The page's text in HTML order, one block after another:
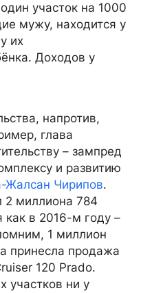
участок на 1000
мужу, находится у
их
Доходов у
напротив,
глава
– зампред
и развитию
Жалсан Чирипов.
2 миллиона 784
как в 2016-м году –
1 миллион
принесла продажа
120 Prado.
участков ни у